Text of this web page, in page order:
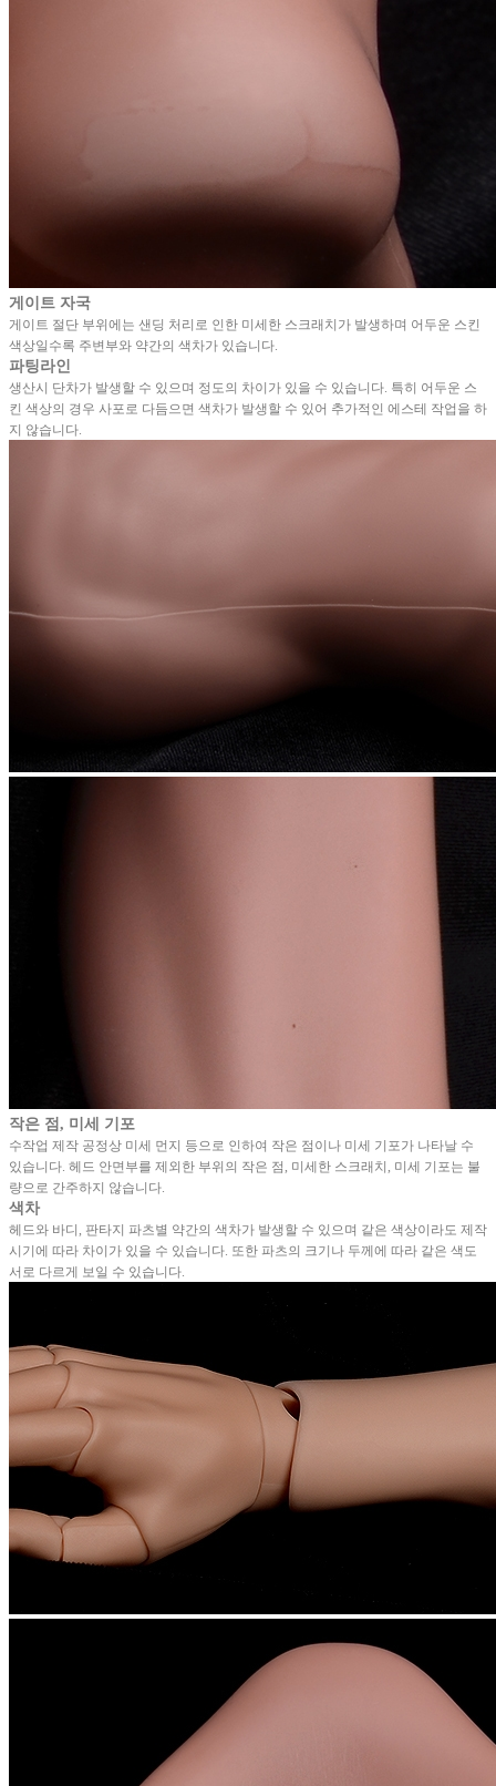
게이트 자국
게이트 절단 부위에는 샌딩 처리로 인한 미세한 스크래치가 발생하며 어두운 스킨
색상일수록 주변부와 약간의 색차가 있습니다.
파팅라인
생산시 단차가 발생할 수 있으며 정도의 차이가 있을 수 있습니다. 특히 어두운 스
킨 색상의 경우 사포로 다듬으면 색차가 발생할 수 있어 추가적인 에스테 작업을 하
지 않습니다.
작은 점, 미세 기포
수작업 제작 공정상 미세 먼지 등으로 인하여 작은 점이나 미세 기포가 나타날 수
있습니다. 헤드 안면부를 제외한 부위의 작은 점, 미세한 스크래치, 미세 기포는 불
량으로 간주하지 않습니다.
색차
헤드와 바디, 판타지 파츠별 약간의 색차가 발생할 수 있으며 같은 색상이라도 제작
시기에 따라 차이가 있을 수 있습니다. 또한 파츠의 크기나 두께에 따라 같은 색도
서로 다르게 보일 수 있습니다.